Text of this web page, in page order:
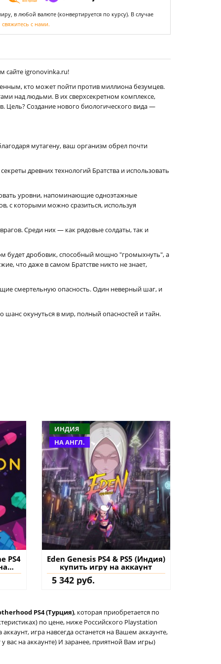
в любой валюте (конвертируется по курсу). В случае
свяжитесь с нами.
сайте igronovinka.ru!
кто может пойти против миллиона безумцев.
над людьми. В их сверхсекретном комплексе,
Цель? Создание нового биологического вида —
мутагену, ваш организм обрел почти
древних технологий Братства и использовать
уровни, напоминающие одноэтажные
с которыми можно сразиться, используя
Среди них — как рядовые солдаты, так и
будет дробовик, способный мощно "громыхнуть", а
что даже в самом Братстве никто не знает,
смертельную опасность. Один неверный шаг, и
шанс окунуться в мир, полный опасностей и тайн.
PS4
ИНДИЯ
НА АНГЛ.
Eden Genesis PS4 & PS5 (Индия)
купить игру на аккаунт
5 342 руб.
PS4 (Турция), которая приобретается по
по цене, ниже Российского Playstation
игра навсегда останется на Вашем аккаунте,
вас на аккаунте) И заранее, приятной Вам игры)